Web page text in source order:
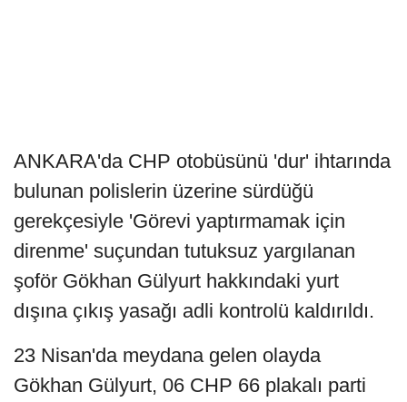
ANKARA'da CHP otobüsünü 'dur' ihtarında
bulunan polislerin üzerine sürdüğü
gerekçesiyle 'Görevi yaptırmamak için
direnme' suçundan tutuksuz yargılanan
şoför Gökhan Gülyurt hakkındaki yurt
dışına çıkış yasağı adli kontrolü kaldırıldı.
23 Nisan'da meydana gelen olayda
Gökhan Gülyurt, 06 CHP 66 plakalı parti